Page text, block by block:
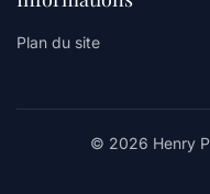
Plan du site
© 2026 Henry